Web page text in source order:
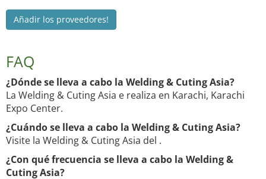
Añadir los proveedores!
FAQ
¿Dónde se lleva a cabo la Welding & Cuting Asia?
La Welding & Cuting Asia e realiza en Karachi, Karachi
Expo Center.
¿Cuándo se lleva a cabo la Welding & Cuting Asia?
Visite la Welding & Cuting Asia del .
¿Con qué frecuencia se lleva a cabo la Welding &
Cuting Asia?